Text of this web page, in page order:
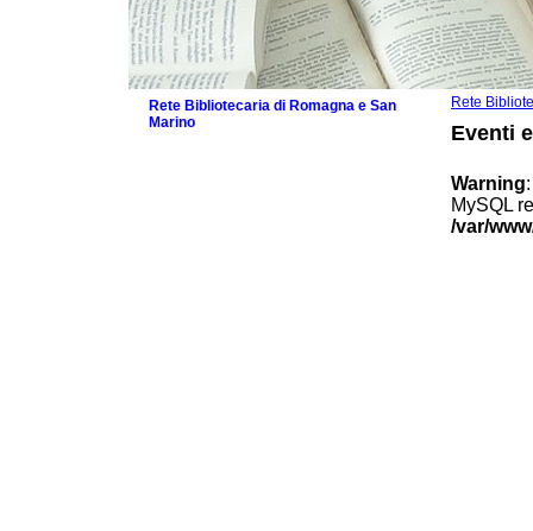
Rete
Eventi
Warning
MySQL
/var/
Rete Bibliotecaria di Romagna e San
Marino